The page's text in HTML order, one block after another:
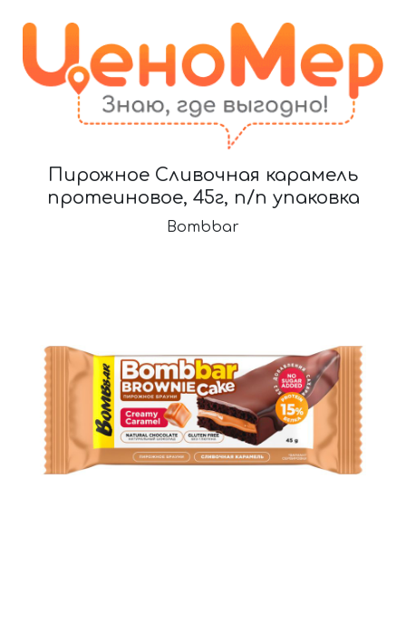
Пирожное Сливочная карамель
протеиновое, 45г, п/п упаковка
Bombbar